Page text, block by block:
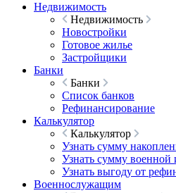
Недвижимость
Недвижимость
Новостройки
Готовое жилье
Застройщики
Банки
Банки
Список банков
Рефинансирование
Калькулятор
Калькулятор
Узнать сумму
Узнать сумму военной
Узнать выгоду от
Военнослужащим